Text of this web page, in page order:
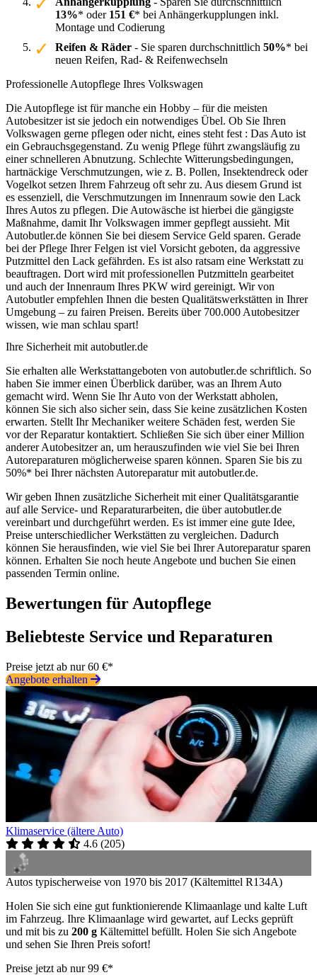
13%* oder 151 €* bei Anhängerkupplungen inkl.
Montage und Codierung
Reifen & Räder - Sie sparen durchschnittlich 50%* bei
neuen Reifen, Rad- & Reifenwechseln
Professionelle Autopflege Ihres Volkswagen
Die Autopflege ist für manche ein Hobby – für die meisten
Autobesitzer ist sie jedoch ein notwendiges Übel. Ob Sie Ihren
Volkswagen gerne pflegen oder nicht, eines steht fest : Das Auto ist
ein Gebrauchsgegenstand. Zu wenig Pflege führt zwangsläufig zu
einer schnelleren Abnutzung. Schlechte Witterungsbedingungen,
hartnäckige Verschmutzungen, wie z. B. Pollen, Insektendreck oder
Vogelkot setzen Ihrem Fahrzeug oft sehr zu. Aus diesem Grund ist
es essenziell, die Verschmutzungen im Innenraum sowie den Lack
Ihres Autos zu pflegen. Die Autowäsche ist hierbei die gängigste
Maßnahme, damit Ihr Volkswagen immer gepflegt aussieht. Mit
Autobutler.de können Sie bei diesem Service Geld sparen. Gerade
bei der Pflege Ihrer Felgen ist viel Vorsicht geboten, da aggressive
Putzmittel den Lack gefährden. Es ist also ratsam eine Werkstatt zu
beauftragen. Dort wird mit professionellen Putzmitteln gearbeitet
und auch der Innenraum Ihres PKW wird gereinigt. Wir von
Autobutler empfehlen Ihnen die besten Qualitätswerkstätten in Ihrer
Umgebung – zu fairen Preisen. Bereits über 700.000 Autobesitzer
wissen, wie man schlau spart!
Ihre Sicherheit mit autobutler.de
Sie erhalten alle Werkstattangeboten von autobutler.de schriftlich. So
haben Sie immer einen Überblick darüber, was an Ihrem Auto
gemacht wird. Wenn Sie Ihr Auto von der Werkstatt abholen,
können Sie sich also sicher sein, dass Sie keine zusätzlichen Kosten
erwarten. Stellt Ihr Mechaniker weitere Schäden fest, werden Sie
vor der Reparatur kontaktiert. Schließen Sie sich über einer Million
anderer Autobesitzer an, um herauszufinden wie viel Sie bei Ihren
Autoreparaturen möglicherweise sparen können. Sparen Sie bis zu
50%* bei Ihrer nächsten Autoreparatur mit autobutler.de.
Wir geben Ihnen zusätzliche Sicherheit mit einer Qualitätsgarantie
auf alle Service- und Reparaturarbeiten, die über autobutler.de
vereinbart und durchgeführt werden. Es ist immer eine gute Idee,
Preise unterschiedlicher Werkstätten zu vergleichen. Dadurch
können Sie herausfinden, wie viel Sie bei Ihrer Autoreparatur sparen
können. Erhalten Sie noch heute Angebote und buchen Sie einen
passenden Termin online.
Bewertungen für Autopflege
Beliebteste Service und Reparaturen
Preise jetzt ab nur 60 €*
Angebote erhalten
Klimaservice (ältere Auto)
4.6 (205)
Autos typischerweise von 1970 bis 2017 (Kältemittel R134A)
Holen Sie sich eine gut funktionierende Klimaanlage und kalte Luft
im Fahrzeug. Ihre Klimaanlage wird gewartet, auf Lecks geprüft
und mit bis zu 200 g Kältemittel befüllt. Holen Sie sich Angebote
und sehen Sie Ihren Preis sofort!
Preise jetzt ab nur 99 €*